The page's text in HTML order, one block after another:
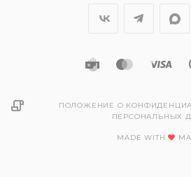
ПОЛОЖЕНИЕ О
ПЕРСОНАЛЬНЫХ
MADE WITH